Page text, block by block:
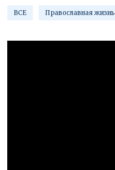
ВСЕ Православная жизнь